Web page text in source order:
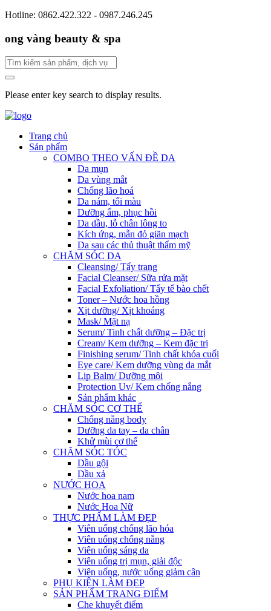
Hotline: 0862.422.322 - 0987.246.245
ong vàng beauty & spa
Please enter key search to display results.
Trang chủ
Sản phẩm
COMBO THEO VẤN ĐỀ DA
Da mụn
Da vùng mắt
Chống lão hoá
Da nám, tối màu
Dưỡng ẩm, phục hồi
Da dầu, lỗ chân lông to
Kích ứng, mẫn đỏ giãn mạch
Da sau các thủ thuật thẩm mỹ
CHĂM SÓC DA
Cleansing/ Tẩy trang
Facial Cleanser/ Sữa rửa mặt
Facial Exfoliation/ Tẩy tế bào chết
Toner – Nước hoa hồng
Xịt dưỡng/ Xịt khoáng
Mask/ Mặt nạ
Serum/ Tinh chất dưỡng – Đặc trị
Cream/ Kem dưỡng – Kem đặc trị
Finishing serum/ Tinh chất khóa cuối
Eye care/ Kem dưỡng vùng da mắt
Lip Balm/ Dưỡng môi
Protection Uv/ Kem chống nắng
Sản phẩm khác
CHĂM SÓC CƠ THỂ
Chống nắng body
Dưỡng da tay – da chân
Khử mùi cơ thể
CHĂM SÓC TÓC
Dầu gội
Dầu xả
NƯỚC HOA
Nước hoa nam
Nước Hoa Nữ
THỰC PHẨM LÀM ĐẸP
Viên uống chống lão hóa
Viên uống chống nắng
Viên uống sáng da
Viên uống trị mụn, giải độc
Viên uống, nước uống giảm cân
PHỤ KIỆN LÀM ĐẸP
SẢN PHẨM TRANG ĐIỂM
Che khuyết điểm